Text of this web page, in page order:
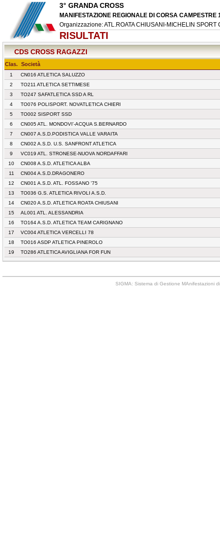
3° GRANDA CROSS
MANIFESTAZIONE REGIONALE DI CORSA
Organizzazione: ATL.ROATA CHIUSANI-MICHELIN SPORT
RISULTATI
CDS CROSS RAGAZZI
Clas. Società
1
CN016 ATLETICA SALUZZO
2
TO211 ATLETICA SETTIMESE
3
TO247 SAFATLETICA SSD A RL
4
TO076 POLISPORT. NOVATLETICA CHIERI
5
TO002 SISPORT SSD
6
CN005 ATL. MONDOVI'-ACQUA S.BERNARDO
7
CN007 A.S.D.PODISTICA VALLE VARAITA
8
CN002 A.S.D. U.S. SANFRONT ATLETICA
9
VC019 ATL. STRONESE-NUOVA NORDAFFARI
10
CN008 A.S.D. ATLETICA ALBA
11
CN004 A.S.D.DRAGONERO
12
CN001 A.S.D. ATL. FOSSANO '75
13
TO036 G.S. ATLETICA RIVOLI A.S.D.
14
CN020 A.S.D. ATLETICA ROATA CHIUSANI
15
AL001 ATL. ALESSANDRIA
16
TO164 A.S.D. ATLETICA TEAM CARIGNANO
17
VC004 ATLETICA VERCELLI 78
18
TO016 ASDP ATLETICA PINEROLO
19
TO286 ATLETICA AVIGLIANA FOR FUN
SIGMA: Sistema di Gestione MAnifestazioni